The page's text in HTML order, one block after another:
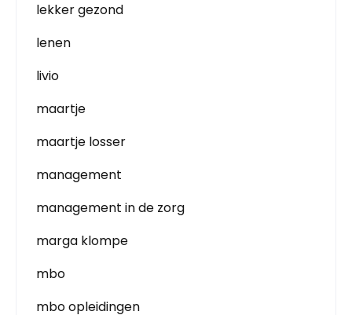
lekker gezond
lenen
livio
maartje
maartje losser
management
management in de zorg
marga klompe
mbo
mbo opleidingen